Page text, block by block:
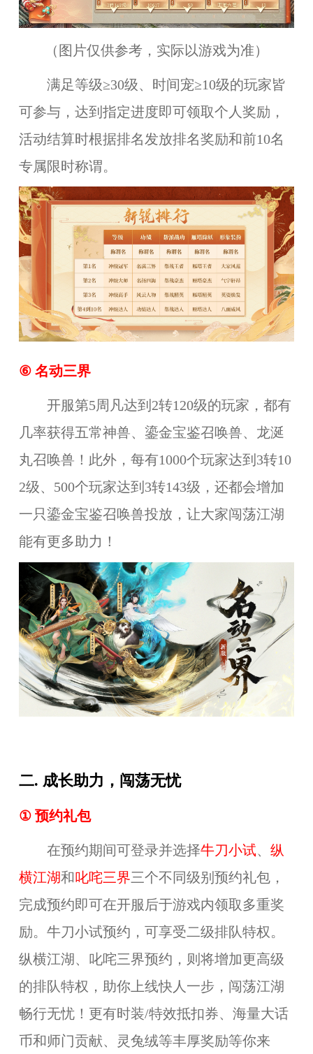
（图片仅供参考，实际以游戏为准）
满足等级≥30级、时间宠≥10级的玩家皆
可参与，达到指定进度即可领取个人奖励，
活动结算时根据排名发放排名奖励和前10名
专属限时称谓。
⑥ 名动三界
开服第5周凡达到2转120级的玩家，都有
几率获得五常神兽、鎏金宝鉴召唤兽、龙涎
丸召唤兽！此外，每有1000个玩家达到3转10
2级、500个玩家达到3转143级，还都会增加
一只鎏金宝鉴召唤兽投放，让大家闯荡江湖
能有更多助力！
二. 成长助力，闯荡无忧
① 预约礼包
在预约期间可登录并选择牛刀小试、 纵
横江湖和叱咤三界三个不同级别预约礼包，
完成预约即可在开服后于游戏内领取多重奖
励。牛刀小试预约，可享受二级排队特权。
纵横江湖、叱咤三界预约，则将增加更高级
的排队特权，助你上线快人一步，闯荡江湖
畅行无忧！更有时装/特效抵扣券、海量大话
币和师门贡献、灵兔绒等丰厚奖励等你来